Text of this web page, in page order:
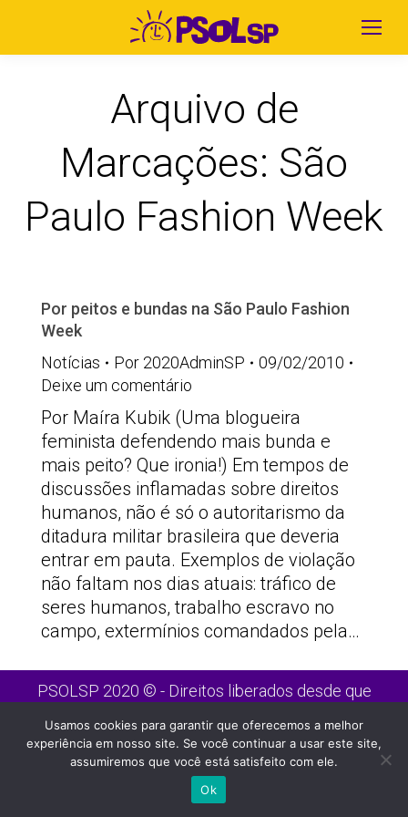
Arquivo de
Marcações: São
Paulo Fashion Week
Por peitos e bundas na São Paulo Fashion
Week
Notícias
Por 2020AdminSP
09/02/2010
Deixe um comentário
Por Maíra Kubik (Uma blogueira
feminista defendendo mais bunda e
mais peito? Que ironia!) Em tempos de
discussões inflamadas sobre direitos
humanos, não é só o autoritarismo da
ditadura militar brasileira que deveria
entrar em pauta. Exemplos de violação
não faltam nos dias atuais: tráfico de
seres humanos, trabalho escravo no
campo, extermínios comandados pela…
PSOLSP 2020 © - Direitos liberados desde que
Site desenvolvido por Appmobi
Usamos cookies para garantir que oferecemos a melhor
experiência em nosso site. Se você continuar a usar este site,
assumiremos que você está satisfeito com ele.
Ok